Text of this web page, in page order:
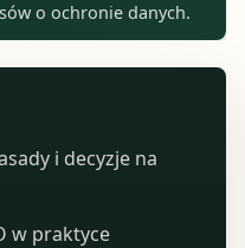
o ochronie danych.
i decyzje na
w praktyce